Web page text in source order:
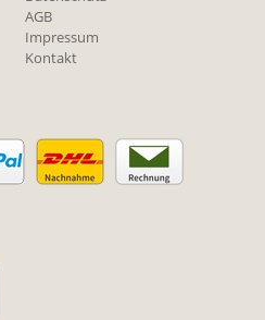
AGB
Impressum
Kontakt